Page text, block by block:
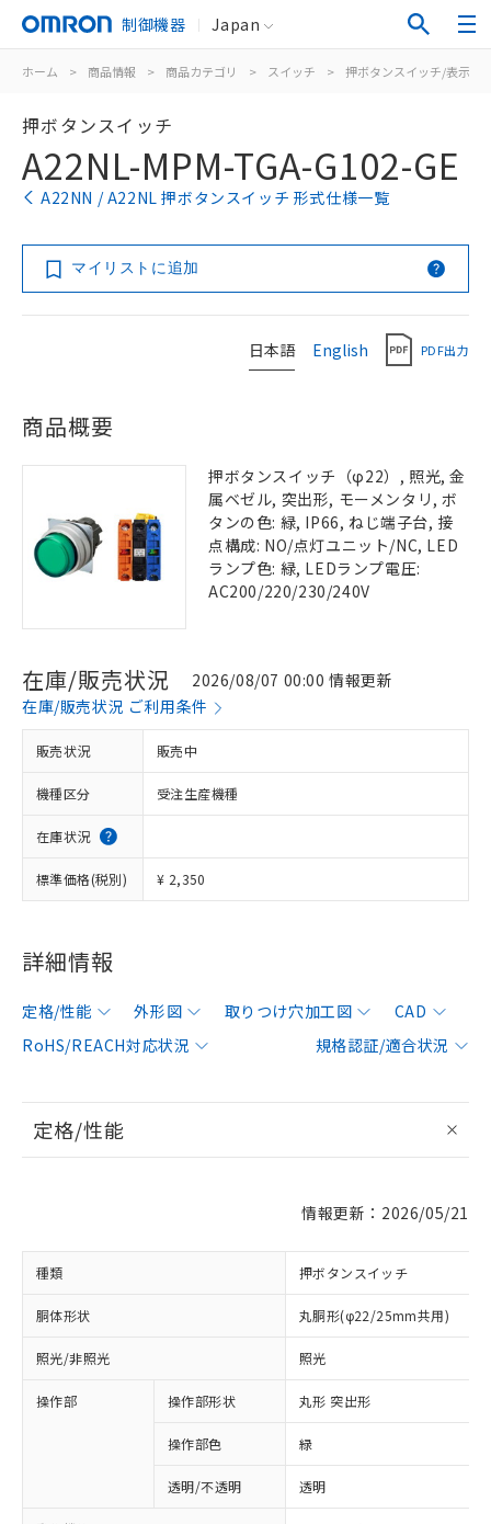
制御機器 Japan
ホーム > 商品情報 > 商品カテゴリ > スイッチ > 押ボタンスイッチ/表示灯
押ボタンスイッチ
A22NL-MPM-TGA-G102-GE
A22NN / A22NL 押ボタンスイッチ 形式仕様一覧
マイリストに追加
日本語 English PDF出力
商品概要
押ボタンスイッチ（φ22）, 照光, 金
属ベゼル, 突出形, モーメンタリ, ボ
タンの色: 緑, IP66, ねじ端子台, 接
点構成: NO/点灯ユニット/NC, LED
ランプ色: 緑, LEDランプ電圧:
AC200/220/230/240V
在庫/販売状況
2026/08/07 00:00 情報更新
在庫/販売状況 ご利用条件
販売状況 販売中
機種区分 受注生産機種
在庫状況
標準価格(税別) ¥ 2,350
詳細情報
定格/性能 外形図 取りつけ穴加工図
CAD
RoHS/REACH対応状況
規格認証/適合状況
定格/性能
情報更新：2026/05/21
種類 押ボタンスイッチ
胴体形状 丸胴形(φ22/25mm共用)
照光/非照光 照光
操作部 操作部形状 丸形 突出形
操作部色 緑
透明/不透明 透明